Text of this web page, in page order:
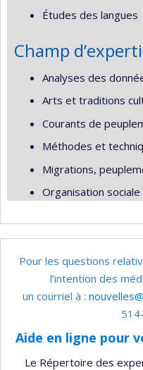
Études des langues
Champ
Analyses des
Arts et traditions
Courants de
Méthodes et
Migrations,
Organisation
Pour les questions
l’intention des
un courriel à :
Aide en ligne pour
Le Répertoire des